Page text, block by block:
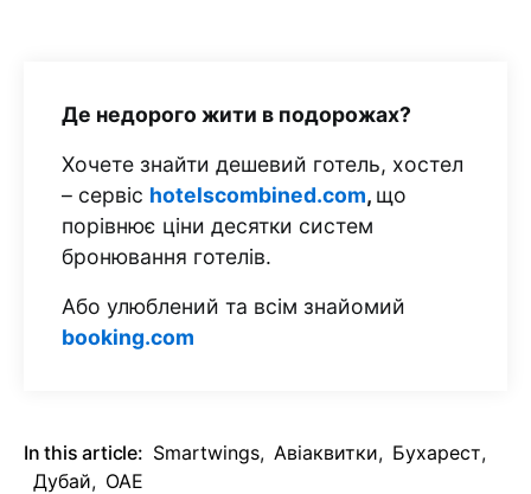
Де недорого жити в подорожах?
Хочете знайти дешевий готель, хостел
– сервіс hotelscombined.com, що
порівнює ціни десятки систем
бронювання готелів.
Або улюблений та всім знайомий
booking.com
In this article: Smartwings, Авіаквитки, Бухарест,
Дубай, ОАЕ